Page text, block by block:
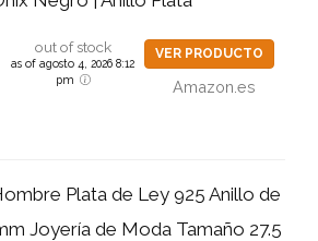
out of stock
as of agosto 4, 2026 8:12
pm
VER PRODUCTO
Amazon.es
Plata de Ley 925 Anillo de
Joyería de Moda Tamaño 27.5